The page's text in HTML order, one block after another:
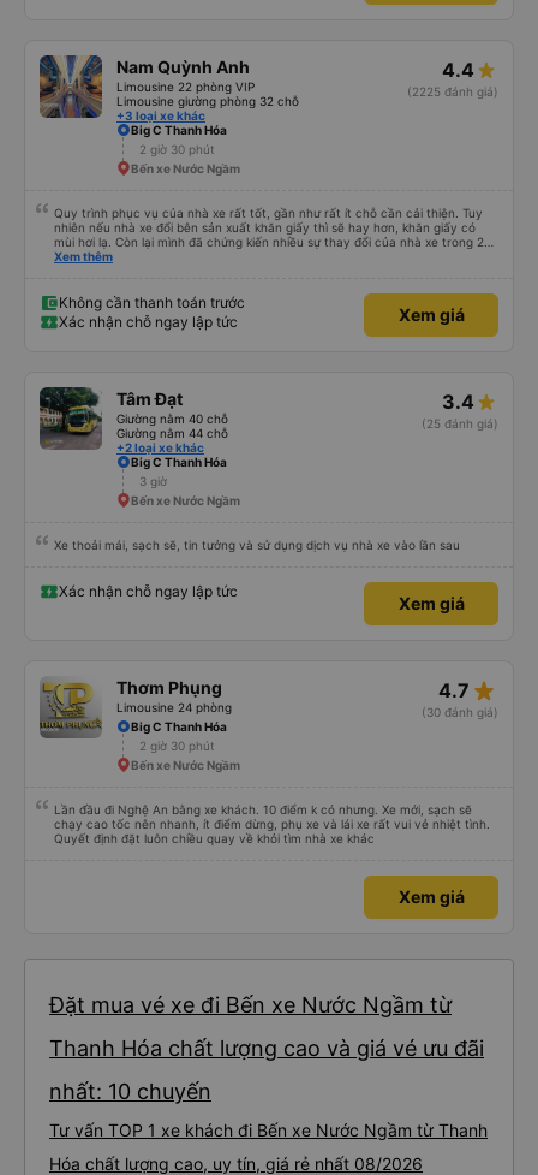
Nam Quỳnh Anh
Limousine 22 phòng VIP
Limousine giường phòng 32 chỗ
+3 loại xe khác
4.4
(2225 đánh giá)
Big C Thanh Hóa
2 giờ 30 phút
Bến xe Nước Ngầm
Quy trình phục vụ của nhà xe rất tốt, gần như rất ít chỗ cần cải thiện. Tuy
nhiên nếu nhà xe đổi bên sản xuất khăn giấy thì sẽ hay hơn, khăn giấy có
mùi hơi lạ. Còn lại mình đã chứng kiến nhiều sự thay đổi của nhà xe trong 2
tháng vừa rồi: tài xế và phụ xe ngày càng thân thiện, quy trình phục vụ rõ
Xem thêm
Không cần thanh toán trước
Xác nhận chỗ ngay lập tức
Xem giá
Tâm Đạt
Giường nằm 40 chỗ
Giường nằm 44 chỗ
+2 loại xe khác
3.4
(25 đánh giá)
Big C Thanh Hóa
3 giờ
Bến xe Nước Ngầm
Xe thoải mái, sạch sẽ, tin tưởng và sử dụng dịch vụ nhà xe vào lần sau
Xác nhận chỗ ngay lập tức
Xem giá
Thơm Phụng
Limousine 24 phòng
4.7 star_rate
(30 đánh giá)
Big C Thanh Hóa
2 giờ 30 phút
Bến xe Nước Ngầm
Lần đầu đi Nghệ An bằng xe khách. 10 điểm k có nhưng. Xe mới, sạch sẽ
chạy cao tốc nên nhanh, ít điểm dừng, phụ xe và lái xe rất vui vẻ nhiệt tình.
Quyết định đặt luôn chiều quay về khỏi tìm nhà xe khác
Xem giá
Đặt mua vé xe đi Bến xe Nước Ngầm từ
Thanh Hóa chất lượng cao và giá vé ưu đãi
nhất: 10 chuyến
Tư vấn TOP 1 xe khách đi Bến xe Nước Ngầm từ Thanh
Hóa chất lượng cao, uy tín, giá rẻ nhất 08/2026